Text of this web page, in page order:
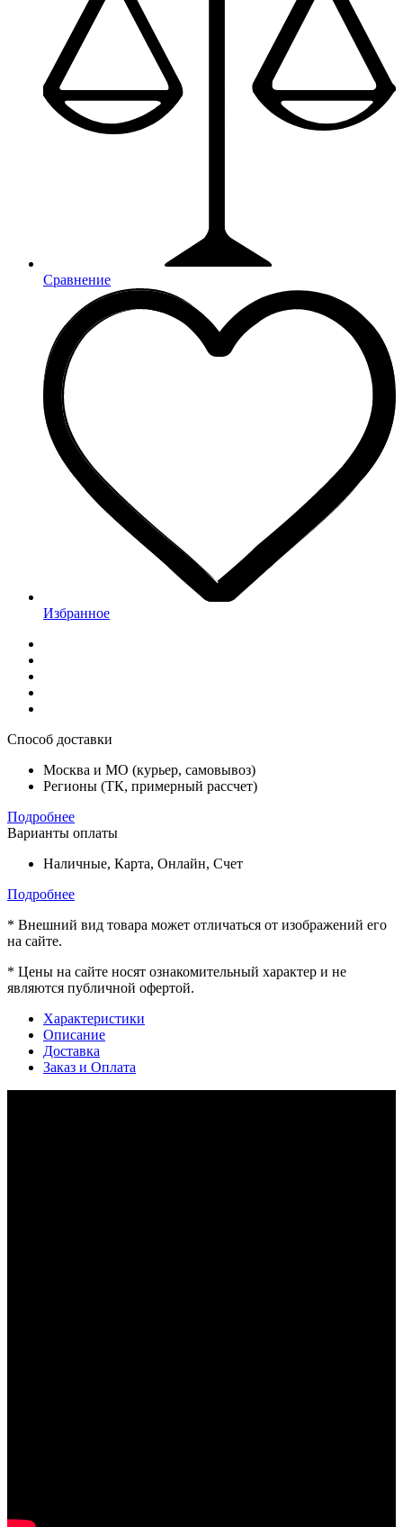
Сравнение
Избранное
Способ доставки
Москва и МО (курьер, самовывоз)
Регионы (ТК, примерный рассчет)
Подробнее
Варианты оплаты
Наличные, Карта, Онлайн, Счет
Подробнее
* Внешний вид товара может отличаться от изображений его
на сайте.
* Цены на сайте носят ознакомительный характер и не
являются публичной офертой.
Характеристики
Описание
Доставка
Заказ и Оплата